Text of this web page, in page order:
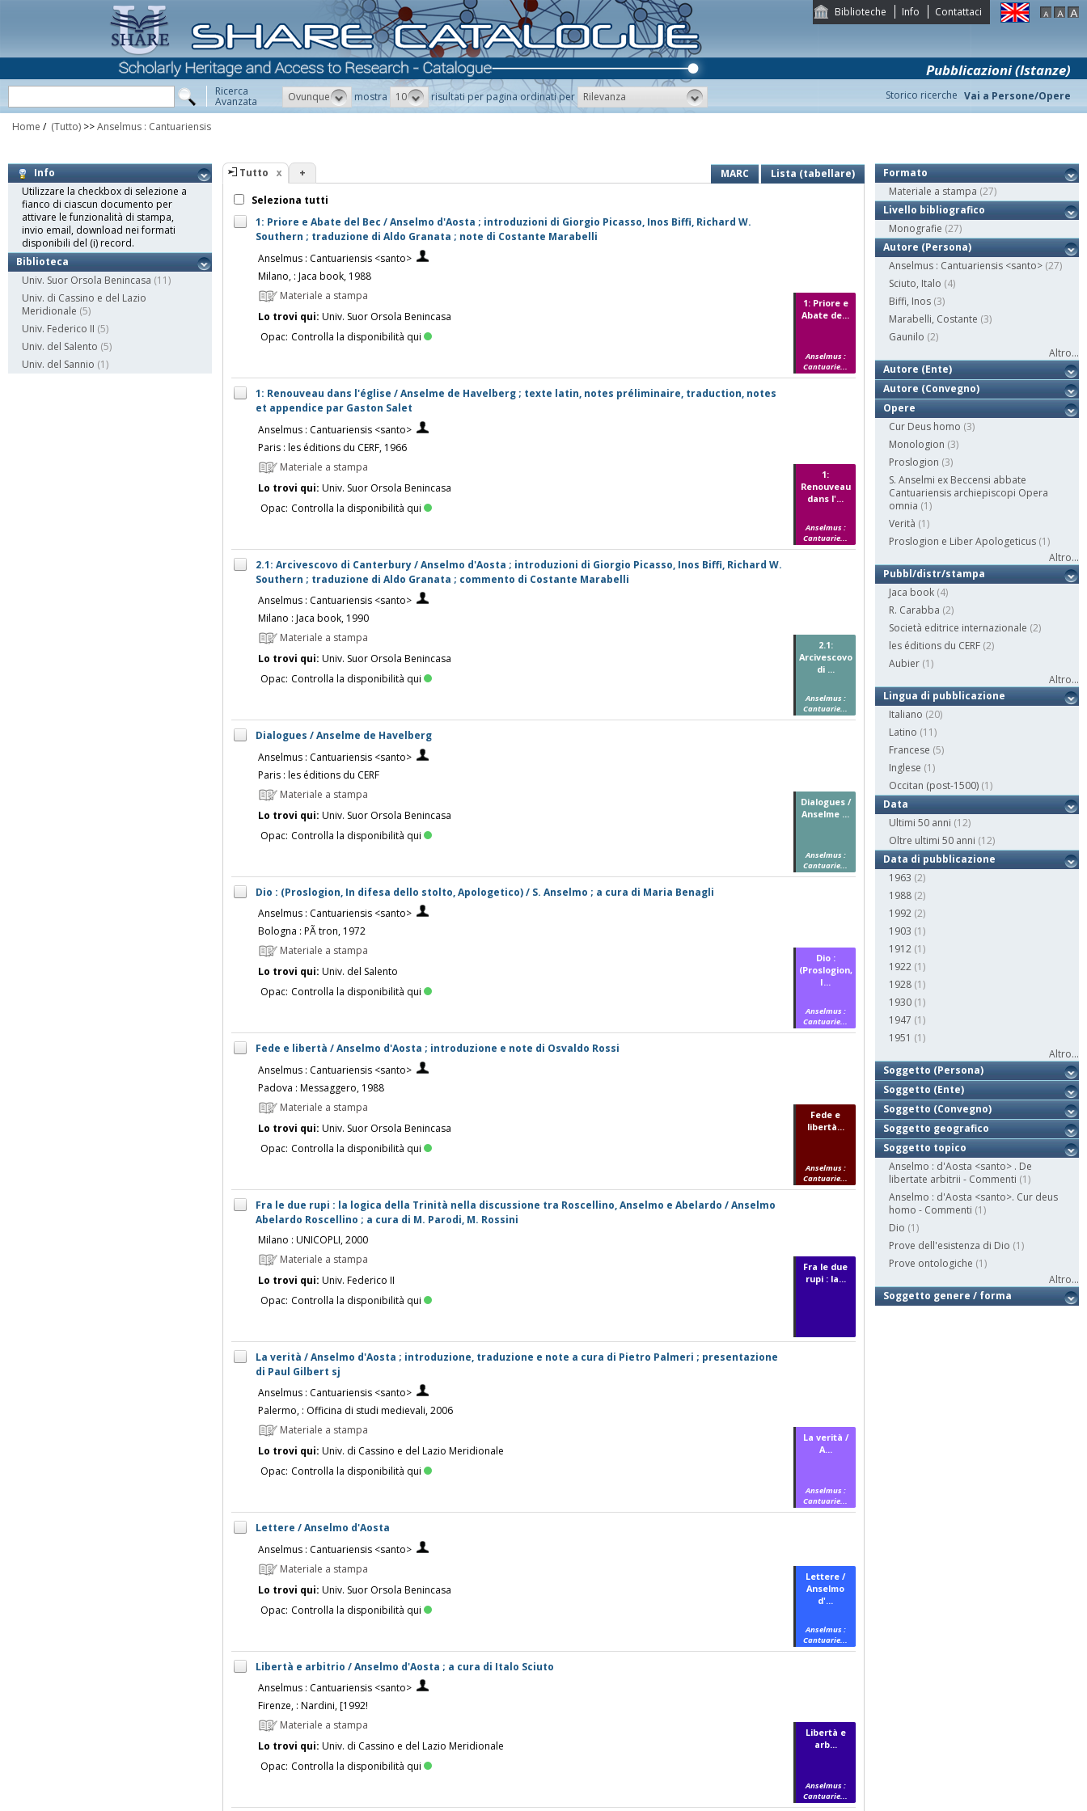
Biblioteche Info Contattaci
Storico ricerche
Pubblicazioni (Istanze)
Ricerca
Avanzata Ovunque mostra 10 risultati per pagina ordinati per Rilevanza Vai a Persone/Opere
Home / (Tutto) >>Anselmus : Cantuariensis
Info
Utilizzare la checkbox di selezione a
fianco di ciascun documento per
attivare le funzionalità di stampa,
invio email, download nei formati
disponibili del (i) record.
Biblioteca
Univ. Suor Orsola Benincasa (11)
Univ. di Cassino e del Lazio
Meridionale (5)
Univ. Federico II (5)
Univ. del Salento (5)
Univ. del Sannio (1)
Tutto + MARC
Lista (tabellare)
Seleziona tutti
1: Priore e Abate del Bec / Anselmo d'Aosta ; introduzioni di Giorgio Picasso, Inos Biffi, Richard W.
Southern ; traduzione di Aldo Granata ; note di Costante Marabelli
Anselmus : Cantuariensis <santo>
Milano, : Jaca book, 1988
Materiale a stampa
Lo trovi qui: Univ. Suor Orsola Benincasa
Opac: Controlla la disponibilità qui
1: Priore e
Abate de...
Anselmus :
Cantuarie...
1: Renouveau dans l'église / Anselme de Havelberg ; texte latin, notes préliminaire, traduction, notes
et appendice par Gaston Salet
Anselmus : Cantuariensis <santo>
Paris : les éditions du CERF, 1966
Materiale a stampa
Lo trovi qui: Univ. Suor Orsola Benincasa
Opac: Controlla la disponibilità qui
1:
Renouveau
dans l'...
Anselmus :
Cantuarie...
2.1: Arcivescovo di Canterbury / Anselmo d'Aosta ; introduzioni di Giorgio Picasso, Inos Biffi, Richard W.
Southern ; traduzione di Aldo Granata ; commento di Costante Marabelli
Anselmus : Cantuariensis <santo>
Milano : Jaca book, 1990
Materiale a stampa
Lo trovi qui: Univ. Suor Orsola Benincasa
Opac: Controlla la disponibilità qui
2.1:
Arcivescovo
di ...
Anselmus :
Cantuarie...
Dialogues / Anselme de Havelberg
Anselmus : Cantuariensis <santo>
Paris : les éditions du CERF
Materiale a stampa
Lo trovi qui: Univ. Suor Orsola Benincasa
Opac: Controlla la disponibilità qui
Dialogues /
Anselme ...
Anselmus :
Cantuarie...
Dio : (Proslogion, In difesa dello stolto, Apologetico) / S. Anselmo ; a cura di Maria Benagli
Anselmus : Cantuariensis <santo>
Bologna : PÃ tron, 1972
Materiale a stampa
Lo trovi qui: Univ. del Salento
Opac: Controlla la disponibilità qui
Dio :
(Proslogion,
I...
Anselmus :
Cantuarie...
Fede e libertà / Anselmo d'Aosta ; introduzione e note di Osvaldo Rossi
Anselmus : Cantuariensis <santo>
Padova : Messaggero, 1988
Materiale a stampa
Lo trovi qui: Univ. Suor Orsola Benincasa
Opac: Controlla la disponibilità qui
Fede e
libertà...
Anselmus :
Cantuarie...
Fra le due rupi : la logica della Trinità nella discussione tra Roscellino, Anselmo e Abelardo / Anselmo
Abelardo Roscellino ; a cura di M. Parodi, M. Rossini
Milano : UNICOPLI, 2000
Materiale a stampa
Lo trovi qui: Univ. Federico II
Opac: Controlla la disponibilità qui
Fra le due
rupi : la...
La verità / Anselmo d'Aosta ; introduzione, traduzione e note a cura di Pietro Palmeri ; presentazione
di Paul Gilbert sj
Anselmus : Cantuariensis <santo>
Palermo, : Officina di studi medievali, 2006
Materiale a stampa
Lo trovi qui: Univ. di Cassino e del Lazio Meridionale
Opac: Controlla la disponibilità qui
La verità /
A...
Anselmus :
Cantuarie...
Lettere / Anselmo d'Aosta
Anselmus : Cantuariensis <santo>
Materiale a stampa
Lo trovi qui: Univ. Suor Orsola Benincasa
Opac: Controlla la disponibilità qui
Lettere /
Anselmo
d'...
Anselmus :
Cantuarie...
Libertà e arbitrio / Anselmo d'Aosta ; a cura di Italo Sciuto
Anselmus : Cantuariensis <santo>
Firenze, : Nardini, [1992!
Materiale a stampa
Lo trovi qui: Univ. di Cassino e del Lazio Meridionale
Opac: Controlla la disponibilità qui
Libertà e
arb...
Anselmus :
Cantuarie...
Formato
Materiale a stampa (27)
Livello bibliografico
Monografie (27)
Autore (Persona)
Anselmus : Cantuariensis <santo> (27)
Sciuto, Italo (4)
Biffi, Inos (3)
Marabelli, Costante (3)
Gaunilo (2)
Altro...
Autore (Ente)
Autore (Convegno)
Opere
Cur Deus homo (3)
Monologion (3)
Proslogion (3)
S. Anselmi ex Beccensi abbate
Cantuariensis archiepiscopi Opera
omnia (1)
Verità (1)
Proslogion e Liber Apologeticus (1)
Altro...
Pubbl/distr/stampa
Jaca book (4)
R. Carabba (2)
Società editrice internazionale (2)
les éditions du CERF (2)
Aubier (1)
Altro...
Lingua di pubblicazione
Italiano (20)
Latino (11)
Francese (5)
Inglese (1)
Occitan (post-1500) (1)
Data
Ultimi 50 anni (12)
Oltre ultimi 50 anni (12)
Data di pubblicazione
1963 (2)
1988 (2)
1992 (2)
1903 (1)
1912 (1)
1922 (1)
1928 (1)
1930 (1)
1947 (1)
1951 (1)
Altro...
Soggetto (Persona)
Soggetto (Ente)
Soggetto (Convegno)
Soggetto geografico
Soggetto topico
Anselmo : d'Aosta <santo> . De
libertate arbitrii - Commenti (1)
Anselmo : d'Aosta <santo>. Cur deus
homo - Commenti (1)
Dio (1)
Prove dell'esistenza di Dio (1)
Prove ontologiche (1)
Altro...
Soggetto genere / forma